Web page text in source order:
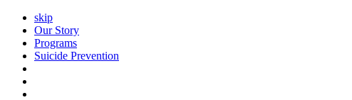
skip
Our Story
Programs
Suicide Prevention